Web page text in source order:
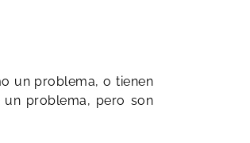
un problema, o tienen
problema, pero son